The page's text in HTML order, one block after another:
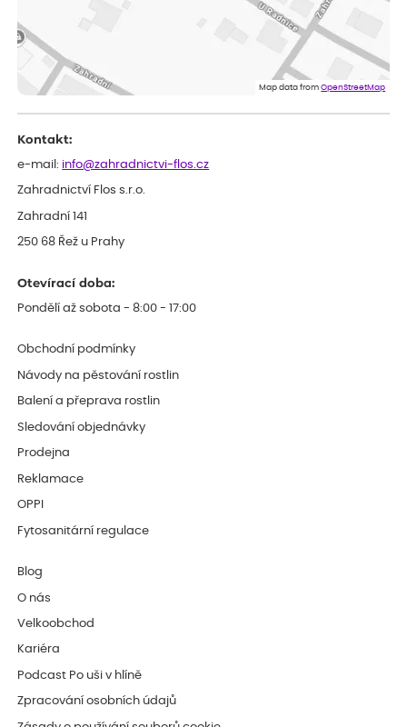
Jsem spokojená a budu vás doporučovat.
Vratislav
Spokojenost rostlina dorazila vpořádku
Map data fromOpenStreetMap
Kontakt:
e-mail: info@zahradnictvi-flos.cz
Zahradnictví Flos s.r.o.
Zahradní 141
250 68 Řež u Prahy
Otevírací doba:
Pondělí až sobota - 8:00 - 17:00
Obchodní podmínky
Návody na pěstování rostlin
Balení a přeprava rostlin
Sledování objednávky
Prodejna
Reklamace
OPPI
Fytosanitární regulace
Blog
O nás
Velkoobchod
Kariéra
Podcast Po uši v hlíně
Zpracování osobních údajů